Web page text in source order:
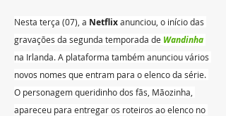
Nesta terça (07), a Netflix anunciou, o início das
gravações da segunda temporada de Wandinha
na Irlanda. A plataforma também anunciou vários
novos nomes que entram para o elenco da série.
O personagem queridinho dos fãs, Mãozinha,
apareceu para entregar os roteiros ao elenco no